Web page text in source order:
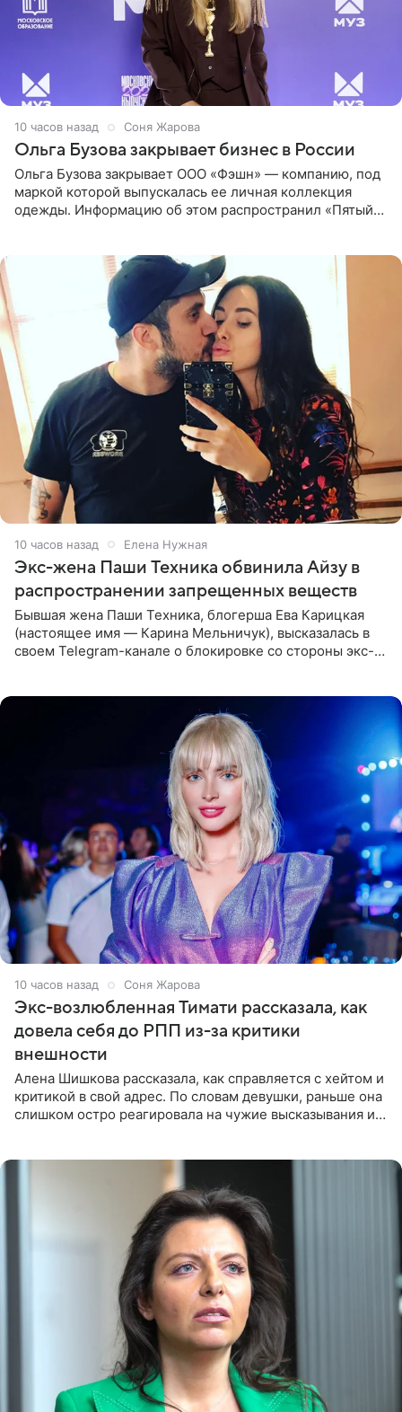
10 часов назад Соня Жарова
Ольга Бузова закрывает бизнес в России
Ольга Бузова закрывает ООО «Фэшн» — компанию, под
маркой которой выпускалась ее личная коллекция
одежды. Информацию об этом распространил «Пятый
10 часов назад Елена Нужная
Экс-жена Паши Техника обвинила Айзу в
распространении запрещенных веществ
Бывшая жена Паши Техника, блогерша Ева Карицкая
(настоящее имя — Карина Мельничук), высказалась в
своем Telegram-канале о блокировке со стороны экс-
10 часов назад Соня Жарова
Экс-возлюбленная Тимати рассказала, как
довела себя до РПП из-за критики
внешности
Алена Шишкова рассказала, как справляется с хейтом и
критикой в свой адрес. По словам девушки, раньше она
слишком остро реагировала на чужие высказывания и